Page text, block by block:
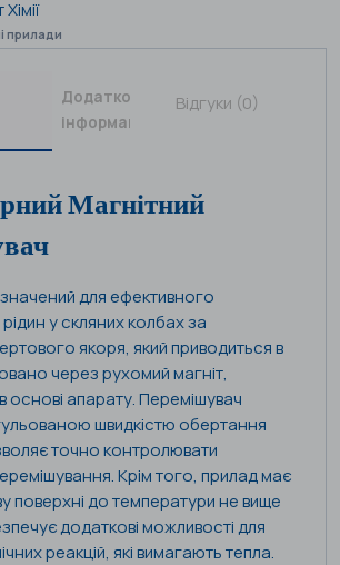
прилади
Додаткова
інформація
Відгуки (0)
Магнітний
для ефективного
у скляних колбах за
якоря, який приводиться в
через рухомий магніт,
основі апарату. Перемішувач
швидкістю обертання
точно контролювати
Крім того, прилад має
поверхні до температури не вище
додаткові можливості для
реакцій, які вимагають тепла.